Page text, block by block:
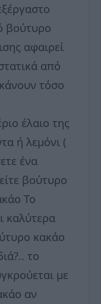
βούτυρο
αφαιρεί
από
τόσο
έλαιο της
ή λεμόνι (
ένα
βούτυρο
Το
καλύτερα
κακάο
το
με
αν